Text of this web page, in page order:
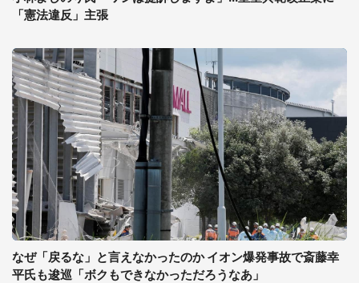
「憲法違反」主張
なぜ「戻るな」と言えなかったのか イオン爆発事故で斎藤幸
平氏も逡巡「ボクもできなかっただろうなあ」